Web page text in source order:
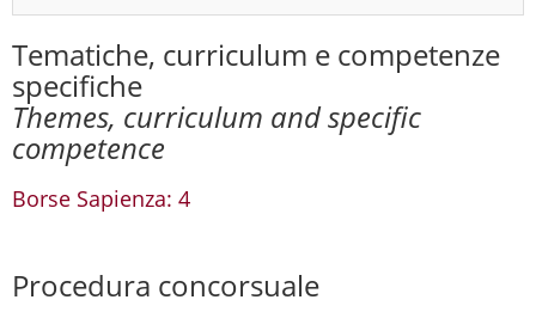
Tematiche, curriculum e competenze
specifiche
Themes, curriculum and specific
competence
Borse Sapienza: 4
Procedura concorsuale